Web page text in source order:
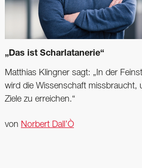
„Das ist Scharlatanerie“
Matthias Klingner sagt: „In der
wird die Wissenschaft missbraucht,
Ziele zu erreichen.“
von Norbert Dall’Ò